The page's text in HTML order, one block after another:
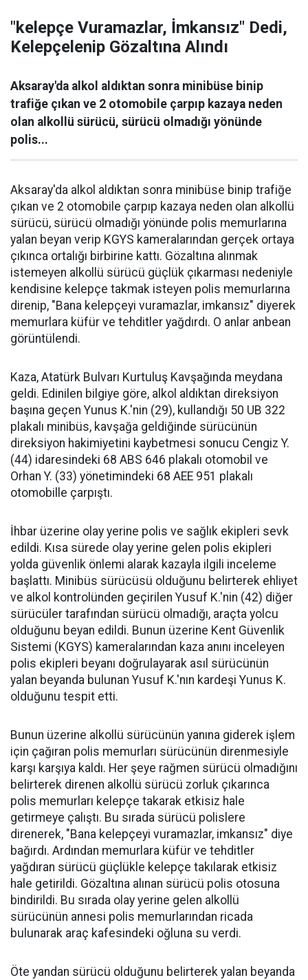
"kelepçe Vuramazlar, İmkansız" Dedi,
Kelepçelenip Gözaltına Alındı
Aksaray'da alkol aldıktan sonra minibüse binip
trafiğe çıkan ve 2 otomobile çarpıp kazaya neden
olan alkollü sürücü, sürücü olmadığı yönünde
polis...
Aksaray'da alkol aldıktan sonra minibüse binip trafiğe
çıkan ve 2 otomobile çarpıp kazaya neden olan alkollü
sürücü, sürücü olmadığı yönünde polis memurlarına
yalan beyan verip KGYS kameralarından gerçek ortaya
çıkınca ortalığı birbirine kattı. Gözaltına alınmak
istemeyen alkollü sürücü güçlük çıkarması nedeniyle
kendisine kelepçe takmak isteyen polis memurlarına
direnip, "Bana kelepçeyi vuramazlar, imkansız" diyerek
memurlara küfür ve tehditler yağdırdı. O anlar anbean
görüntülendi.
Kaza, Atatürk Bulvarı Kurtuluş Kavşağında meydana
geldi. Edinilen bilgiye göre, alkol aldıktan direksiyon
başına geçen Yunus K.'nin (29), kullandığı 50 UB 322
plakalı minibüs, kavşağa geldiğinde sürücünün
direksiyon hakimiyetini kaybetmesi sonucu Cengiz Y.
(44) idaresindeki 68 ABS 646 plakalı otomobil ve
Orhan Y. (33) yönetimindeki 68 AEE 951 plakalı
otomobille çarpıştı.
İhbar üzerine olay yerine polis ve sağlık ekipleri sevk
edildi. Kısa sürede olay yerine gelen polis ekipleri
yolda güvenlik önlemi alarak kazayla ilgili inceleme
başlattı. Minibüs sürücüsü olduğunu belirterek ehliyet
ve alkol kontrolünden geçirilen Yusuf K.'nin (42) diğer
sürücüler tarafından sürücü olmadığı, araçta yolcu
olduğunu beyan edildi. Bunun üzerine Kent Güvenlik
Sistemi (KGYS) kameralarından kaza anını inceleyen
polis ekipleri beyanı doğrulayarak asıl sürücünün
yalan beyanda bulunan Yusuf K.'nın kardeşi Yunus K.
olduğunu tespit etti.
Bunun üzerine alkollü sürücünün yanına giderek işlem
için çağıran polis memurları sürücünün direnmesiyle
karşı karşıya kaldı. Her şeye rağmen sürücü olmadığını
belirterek direnen alkollü sürücü zorluk çıkarınca
polis memurları kelepçe takarak etkisiz hale
getirmeye çalıştı. Bu sırada sürücü polislere
direnerek, "Bana kelepçeyi vuramazlar, imkansız" diye
bağırdı. Ardından memurlara küfür ve tehditler
yağdıran sürücü güçlükle kelepçe takılarak etkisiz
hale getirildi. Gözaltına alınan sürücü polis otosuna
bindirildi. Bu sırada olay yerine gelen alkollü
sürücünün annesi polis memurlarından ricada
bulunarak araç kafesindeki oğluna su verdi.
Öte yandan sürücü olduğunu belirterek yalan beyanda